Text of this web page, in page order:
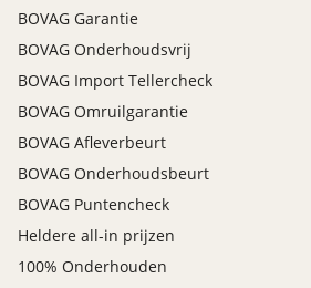
BOVAG Garantie
BOVAG Onderhoudsvrij
BOVAG Import Tellercheck
BOVAG Omruilgarantie
BOVAG Afleverbeurt
BOVAG Onderhoudsbeurt
BOVAG Puntencheck
Heldere all-in prijzen
100% Onderhouden